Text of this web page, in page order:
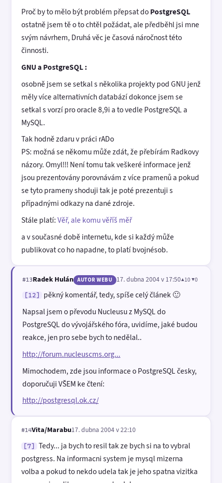
Proč by to mělo být problém přepsat doPostgreSQL
ostatně jsem tě o to chtěl požádat, ale předběhl jsi mne
svým návrhem, Druhá věc je časová náročnost této
činnosti.
GNU a PostgreSQL :
osobně jsem se setkal s několika projekty pod GNU jenž
měly více alternativních databází dokonce jsem se
setkal s vorzí pro oracle 8,9i a to vedle PostgreSQL a
MySQL.
Tak hodně zdaru v práci rADo
PS: možná se někomu může zdát, že přebírám Radkovy
názory. Omyl!!! Není tomu tak veškeré informace jenž
jsou prezentovány porovnávám z více pramenů a pokud
se tyto prameny shoduji tak je poté prezentuji s
případnými odkazy na dané zdroje.
Stále platí:Věř, ale komu věříš měř
a v současné době internetu, kde si každý může
publikovat co ho napadne, to platí bvojnésob.
#13Radek Hulán AUTOR WEBU 17. dubna 2004 v 17:50▲10 ▼0
[12]
pěkný komentář, tedy, spíše celý článek 🙂
Napsal jsem o převodu Nucleusu z MySQL do
PostgreSQL do vývojářského fóra, uvidíme, jaké budou
reakce, jen pro sebe bych to nedělal..
http://forum.nucleuscms.org...
Mimochodem, zde jsou informace o PostgreSQL česky,
doporučuji VŠEM ke čtení:
http://postgresql.ok.cz/
#14Vita/Marabu17. dubna 2004 v 22:10
[7]
Tedy... ja bych to resil tak ze bych si na to vybral
postgress. Na informacni system je mysql mizerna
volba a pokud to nekdo udela tak je jeho spatna vizitka